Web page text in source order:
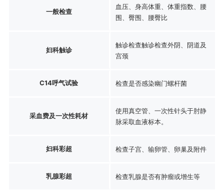
一般检查
血压、身高体重、体重指数、腰
围、臀围、腰臀比
妇科触诊
触诊检查触诊检查外阴、阴道及
宫颈
C14呼气试验 检查是否感染幽门螺杆菌
采血费及一次性耗材
使用真空管、一次性针头于肘静
脉采取血液标本。
妇科彩超 检查子宫、输卵管、卵巢及附件
乳腺彩超 检查乳腺是否有肿瘤或增生等